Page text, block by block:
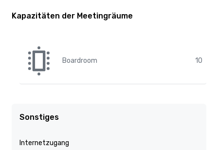
Kapazitäten der Meetingräume
Boardroom 10
Sonstiges
Internetzugang